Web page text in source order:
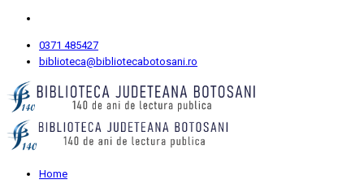
0371 485427
biblioteca@bibliotecabotosani.ro
Home